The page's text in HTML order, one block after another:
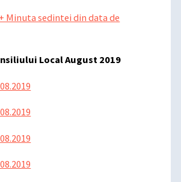
Minuta sedintei din data de
Local August 2019